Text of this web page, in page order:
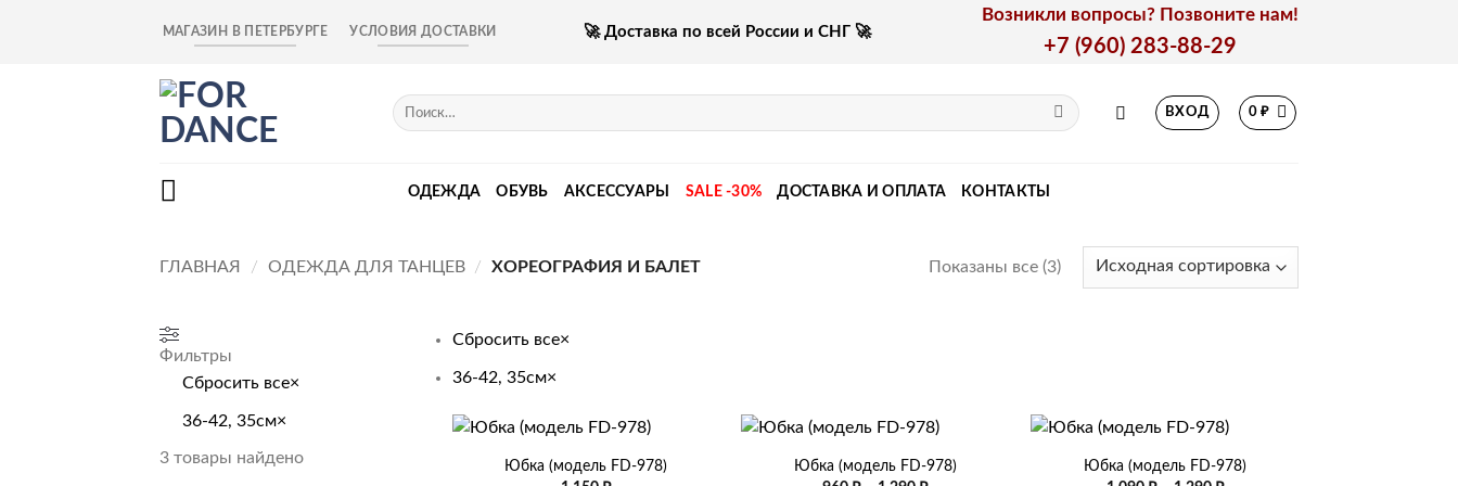
МАГАЗИН В ПЕТЕРБУРГЕ УСЛОВИЯ ДОСТАВКИ 🚀 Доставка по всей России и СНГ 🚀
Возникли вопросы? Позвоните нам!
+7 (960) 283-88-29
Искать:
ВХОД 0₽
ОДЕЖДА ОБУВЬ АКСЕССУАРЫ SALE -30% ДОСТАВКА И ОПЛАТА КОНТАКТЫ
ГЛАВНАЯ / ОДЕЖДА ДЛЯ ТАНЦЕВ / ХОРЕОГРАФИЯ И БАЛЕТ Показаны все (3)
Фильтры
Сбросить все×
36-42, 35см×
3 товары найдено
Сбросить все×
36-42, 35см×
+
Юбка (модель FD-978)
+
Юбка (модель FD-978)
+
Юбка (модель FD-978)